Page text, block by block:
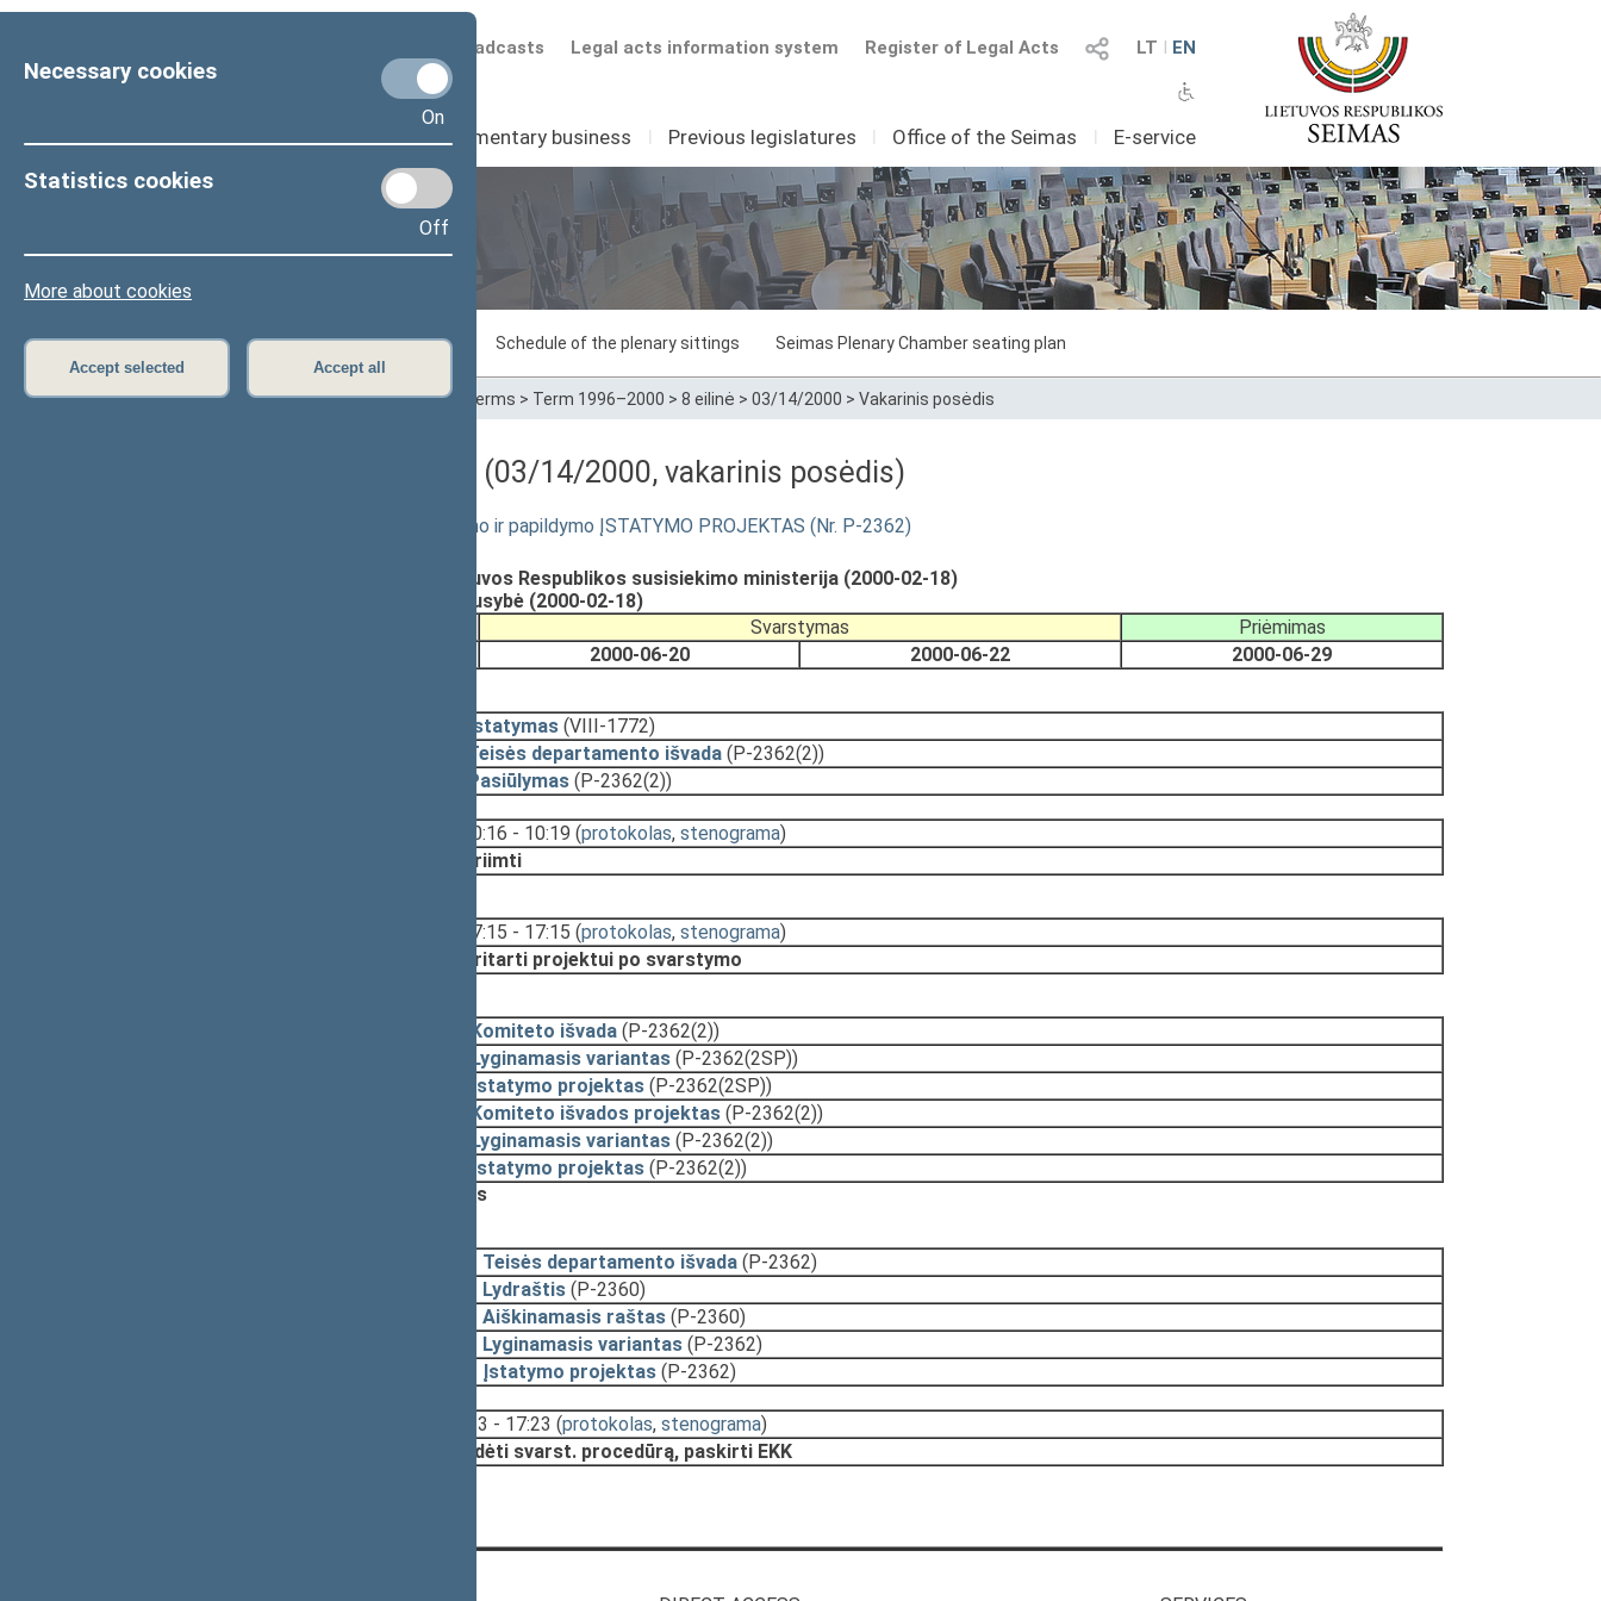
Necessary cookies
On
Statistics cookies
Off
More about cookies
Accept selected Accept all
LT I EN
Register of Legal Acts
Legal acts information system
Scheduled broadcasts
Seimas I Parliamentary business I Previous legislatures I Office of the Seimas I E-service
Sitting in progress Plenary sittings Schedule of the plenary sittings Seimas Plenary Chamber seating plan
Home>Plenary sittings>Parliamentary terms > Term 1996–2000 > 8 eilinė > 03/14/2000 > Vakarinis posėdis
Darbotvarkės klausimas (03/14/2000, vakarinis posėdis)
Prekybinės laivybos įstatymo pakeitimo ir papildymo ĮSTATYMO PROJEKTAS (Nr. P-2362)
Rimantas DIDŽIOKAS, Lietuvos Respublikos susisiekimo ministerija (2000-02-18)
Lietuvos Respublikos Vyriausybė (2000-02-18)
Svarstymas
Priėmimas
2000-06-20 2000-06-22 2000-06-29
Įstatymas (VIII-1772)
Teisės departamento išvada (P-2362(2))
Pasiūlymas (P-2362(2))
10:16 - 10:19 (protokolas, stenograma)
Priimti
17:15 - 17:15 (protokolas, stenograma)
Pritarti projektui po svarstymo
Komiteto išvada (P-2362(2))
Lyginamasis variantas (P-2362(2SP))
Įstatymo projektas (P-2362(2SP))
Komiteto išvados projektas (P-2362(2))
Lyginamasis variantas (P-2362(2))
Įstatymo projektas (P-2362(2))
Išbrauktas iš darbotvarkės
Teisės departamento išvada (P-2362)
Lydraštis (P-2360)
Aiškinamasis raštas (P-2360)
Lyginamasis variantas (P-2362)
Įstatymo projektas (P-2362)
17:23 - 17:23 (protokolas, stenograma)
Pradėti svarst. procedūrą, paskirti EKK